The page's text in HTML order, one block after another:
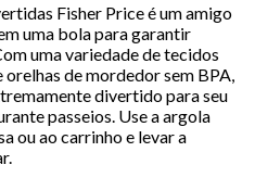
Fisher Price é um amigo
uma bola para garantir
uma variedade de tecidos
de mordedor sem BPA,
divertido para seu
passeios. Use a argola
ou ao carrinho e levar a